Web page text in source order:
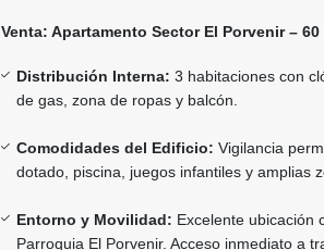
Venta: Apartamento Sector El Porvenir – 60
Distribución Interna: 3 habitaciones con
de gas, zona de ropas y balcón.
Comodidades del Edificio: Vigilancia
dotado, piscina, juegos infantiles y amplias
Entorno y Movilidad: Excelente ubicación
Parroquia El Porvenir. Acceso inmediato a